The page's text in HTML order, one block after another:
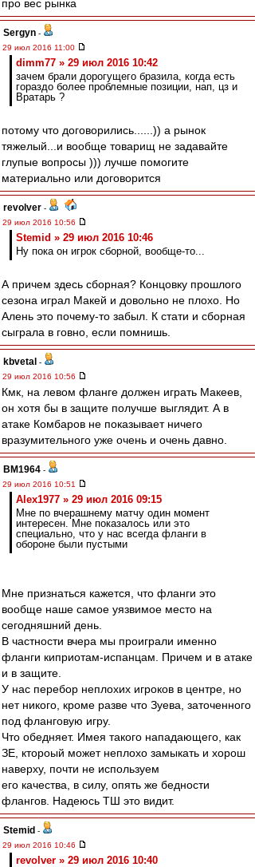
про вес рынка
Sergyn -
29 июл 2016 11:00
dimm77 » 29 июл 2016 10:42
зачем брали дорогущего бразила, когда есть
гораздо более проблемные позиции, нап, цз и
Вратарь ?
потому что договорились......)) а рынок
тяжелый...и вообще товарищ не задавайте
глупые вопросы ))) лучше помогите
материально или договорится
revolver -
29 июл 2016 10:56
Stemid » 29 июл 2016 10:46
Ну пока он игрок сборной, вообще-то...
А причем здесь сборная? Концовку прошлого
сезона играл Макей и довольно не плохо. Но
Алень это почему-то забыл. К стати и сборная
сыграла в говно, если помнишь.
kbvetal -
29 июл 2016 10:56
Кмк, на левом фланге должен играть Макеев,
он хотя бы в защите получше выглядит. А в
атаке Комбаров не показывает ничего
вразумительного уже очень и очень давно.
BM1964 -
29 июл 2016 10:51
Alex1977 » 29 июл 2016 09:15
Мне по вчерашнему матчу один момент
интересен. Мне показалось или это
специально, что у нас всегда фланги в
обороне были пустыми
Мне признаться кажется, что фланги это
вообще наше самое уязвимое место на
сегодняшний день.
В частности вчера мы проиграли именно
фланги киприотам-испанцам. Причем и в атаке
и в защите.
У нас перебор неплохих игроков в центре, но
нет никого, кроме разве что Зуева, заточенного
под фланговую игру.
Что обедняет. Имея такого нападающего, как
ЗЕ, ктороый может неплохо замыкать и хорош
наверху, почти не используем
его качества, в силу, опять же бедности
флангов. Надеюсь ТШ это видит.
Stemid -
29 июл 2016 10:46
revolver » 29 июл 2016 10:40